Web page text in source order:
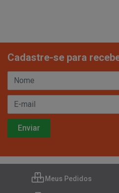
Cadastre-se para
Meus Pedidos